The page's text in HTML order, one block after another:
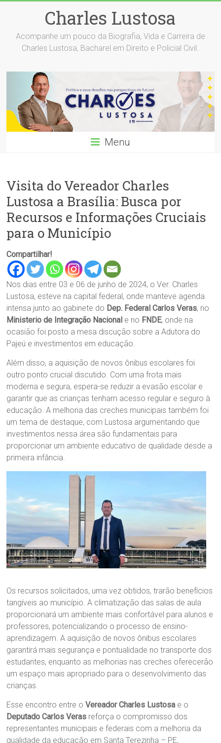
Charles Lustosa
Acompanhe um pouco da Biografia, Vida e Carreira de
Charles Lustosa, Bacharel em Direito e Policial Civil.
Menu
Visita do Vereador Charles
Lustosa a Brasília: Busca por
Recursos e Informações Cruciais
para o Município
Compartilhar!
Nos dias entre 03 e 06 de junho de 2024, o Ver. Charles
Lustosa, esteve na capital federal, onde manteve agenda
intensa junto ao gabinete do Dep. Federal Carlos Veras, no
Ministerio de Integração Nacional e no FNDE, onde na
ocasião foi posto a mesa discução sobre a Adutora do
Pajeú e investimentos em educação.
Além disso, a aquisição de novos ônibus escolares foi
outro ponto crucial discutido. Com uma frota mais
moderna e segura, espera-se reduzir a evasão escolar e
garantir que as crianças tenham acesso regular e seguro à
educação. A melhoria das creches municipais também foi
um tema de destaque, com Lustosa argumentando que
investimentos nessa área são fundamentais para
proporcionar um ambiente educativo de qualidade desde a
primeira infância.
Os recursos solicitados, uma vez obtidos, trarão benefícios
tangíveis ao município. A climatização das salas de aula
proporcionará um ambiente mais confortável para alunos e
professores, potencializando o processo de ensino-
aprendizagem. A aquisição de novos ônibus escolares
garantirá mais segurança e pontualidade no transporte dos
estudantes, enquanto as melhorias nas creches oferecerão
um espaço mais apropriado para o desenvolvimento das
crianças.
Esse encontro entre oVereador Charles Lustosa e o
Deputado Carlos Veras reforça o compromisso dos
representantes municipais e federais com a melhoria da
qualidade da educação em Santa Terezinha – PE,